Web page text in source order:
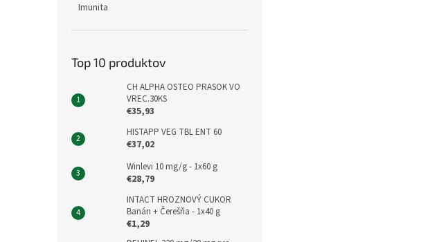
Imunita
Top 10 produktov
CH ALPHA OSTEO PRASOK VO
VREC.30KS
€35,93
HISTAPP VEG TBL ENT 60
€37,02
Winlevi 10 mg/g - 1x60 g
€28,79
INTACT HROZNOVÝ CUKOR
Banán + Čerešňa - 1x40 g
€1,29